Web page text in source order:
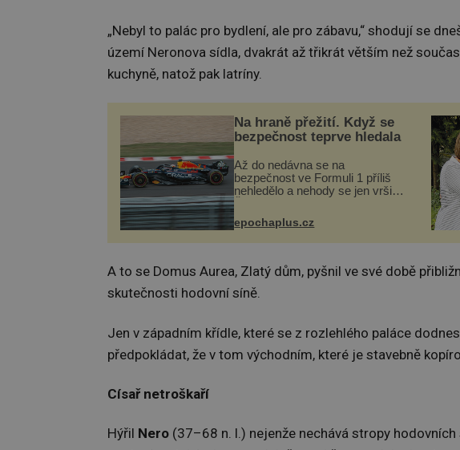
„Nebyl to palác pro bydlení, ale pro zábavu,“ shodují se
území Neronova sídla, dvakrát až třikrát větším než
kuchyně, natož pak latríny.
Na hraně přežití. Když se
bezpečnost teprve hledala
Až do nedávna se na
bezpečnost ve Formuli 1 příliš
nehledělo a nehody se jen vršily.
kůži, často s trvalými následky
nebo bohužel i ztrátou života.
Dnes nepochopiteln...
epochaplus.cz
A to se Domus Aurea, Zlatý dům, pyšnil ve své době
skutečnosti hodovní síně.
Jen v západním křídle, které se z rozlehlého paláce
předpokládat, že v tom východním, které je stavebně
Císař netroškaří
Hýřil Nero (37–68 n. l.) nejenže nechává stropy